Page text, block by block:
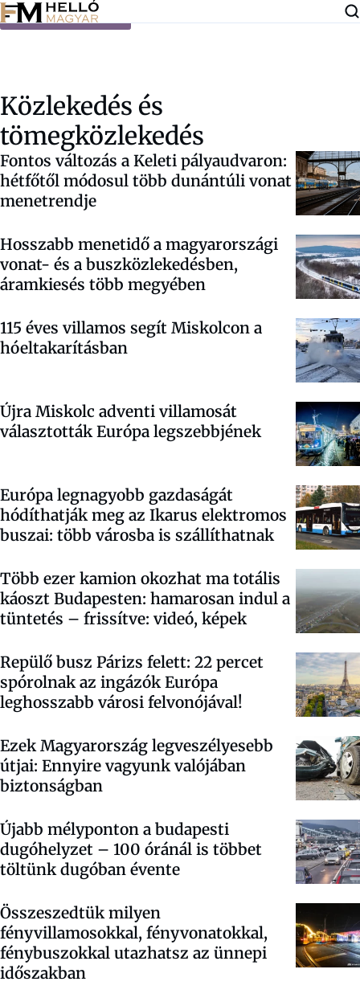
Ugrás a tartalomra
Közlekedés és
tömegközlekedés
Fontos változás a Keleti pályaudvaron:
hétfőtől módosul több dunántúli vonat
menetrendje
Hosszabb menetidő a magyarországi
vonat- és a buszközlekedésben,
áramkiesés több megyében
115 éves villamos segít Miskolcon a
hóeltakarításban
Újra Miskolc adventi villamosát
választották Európa legszebbjének
Európa legnagyobb gazdaságát
hódíthatják meg az Ikarus elektromos
buszai: több városba is szállíthatnak
Több ezer kamion okozhat ma totális
káoszt Budapesten: hamarosan indul a
tüntetés – frissítve: videó, képek
Repülő busz Párizs felett: 22 percet
spórolnak az ingázók Európa
leghosszabb városi felvonójával!
Ezek Magyarország legveszélyesebb
útjai: Ennyire vagyunk valójában
biztonságban
Újabb mélyponton a budapesti
dugóhelyzet – 100 óránál is többet
töltünk dugóban évente
Összeszedtük milyen
fényvillamosokkal, fényvonatokkal,
fénybuszokkal utazhatsz az ünnepi
időszakban